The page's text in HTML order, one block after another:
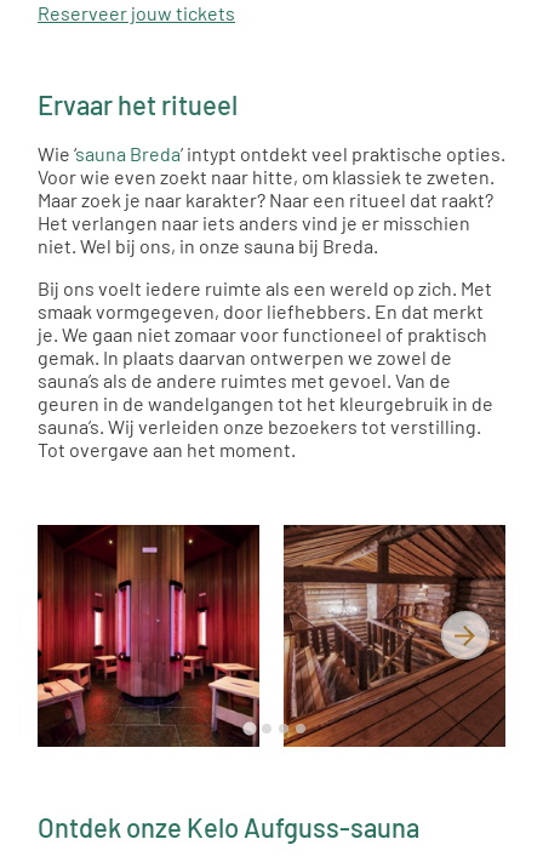
Reserveer jouw tickets
Ervaar het ritueel
Wie ‘sauna Breda’ intypt ontdekt veel praktische opties.
Voor wie even zoekt naar hitte, om klassiek te zweten.
Maar zoek je naar karakter? Naar een ritueel dat raakt?
Het verlangen naar iets anders vind je er misschien
niet. Wel bij ons, in onze sauna bij Breda.
Bij ons voelt iedere ruimte als een wereld op zich. Met
smaak vormgegeven, door liefhebbers. En dat merkt
je. We gaan niet zomaar voor functioneel of praktisch
gemak. In plaats daarvan ontwerpen we zowel de
sauna’s als de andere ruimtes met gevoel. Van de
geuren in de wandelgangen tot het kleurgebruik in de
sauna’s. Wij verleiden onze bezoekers tot verstilling.
Tot overgave aan het moment.
Ontdek onze Kelo Aufguss-sauna